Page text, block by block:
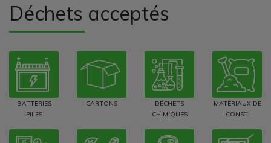
Déchets acceptés
BATTERIES
PILES
CARTONS
DÉCHETS
CHIMIQUES
MATÉRIAUX DE
CONST.